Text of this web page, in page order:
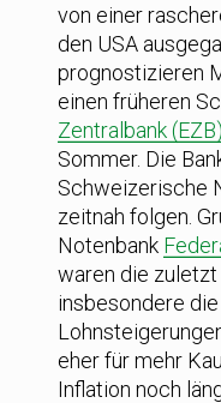
von einer
den USA
prognostizieren
einen früheren
Zentralbank (EZB)
Sommer. Die
Schweizerische
zeitnah folgen.
Notenbank
waren die
insbesondere
eher für mehr
Inflation noch